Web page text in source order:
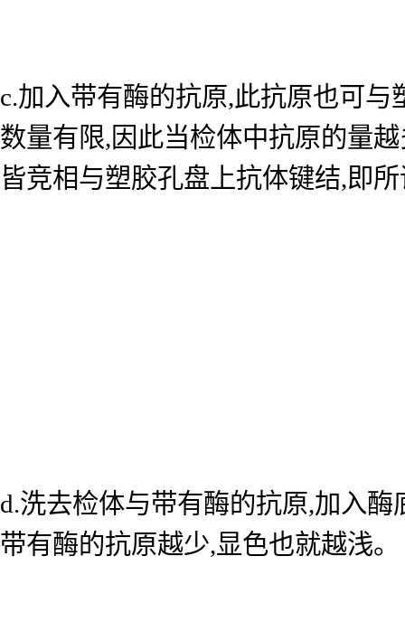
c.加入带有酶的抗原,此抗原也可
数量有限,因此当检体中抗原的量
皆竞相与塑胶孔盘上抗体键结,即
d.洗去检体与带有酶的抗原,加入
带有酶的抗原越少,显色也就越浅。